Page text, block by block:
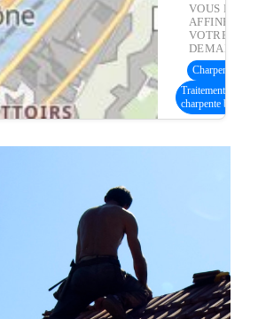
VOUS
AFFINER
VOTRE
DEMANDE :
Charpente bois
Traitement
charpente bois